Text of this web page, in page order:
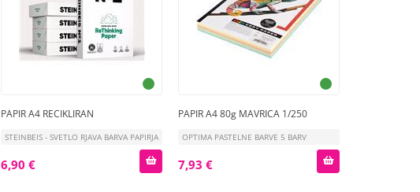
PAPIR A4 RECIKLIRAN
STEINBEIS - SVETLO RJAVA BARVA PAPIRJA
6,90 €
PAPIR A4 80g MAVRICA 1/250
OPTIMA PASTELNE BARVE 5 BARV
7,93 €